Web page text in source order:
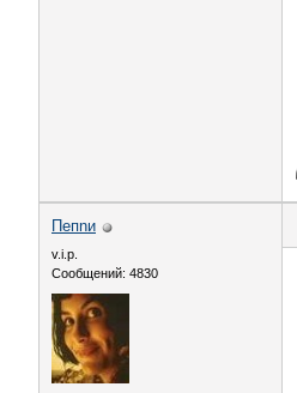
Пепnи
v.i.p.
Сообщений: 4830